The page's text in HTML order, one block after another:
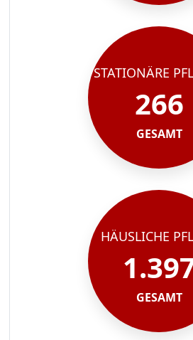
STATIONÄRE
266
GESAMT
HÄUSLICHE
GESAMT